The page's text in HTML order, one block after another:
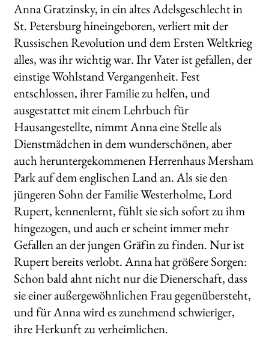
Anna Gratzinsky, in ein altes Adelsgeschlecht in
St. Petersburg hineingeboren, verliert mit der
Russischen Revolution und dem Ersten Weltkrieg
alles, was ihr wichtig war. Ihr Vater ist gefallen, der
einstige Wohlstand Vergangenheit. Fest
entschlossen, ihrer Familie zu helfen, und
ausgestattet mit einem Lehrbuch für
Hausangestellte, nimmt Anna eine Stelle als
Dienstmädchen in dem wunderschönen, aber
auch heruntergekommenen Herrenhaus Mersham
Park auf dem englischen Land an. Als sie den
jüngeren Sohn der Familie Westerholme, Lord
Rupert, kennenlernt, fühlt sie sich sofort zu ihm
hingezogen, und auch er scheint immer mehr
Gefallen an der jungen Gräfin zu finden. Nur ist
Rupert bereits verlobt. Anna hat größere Sorgen:
Schon bald ahnt nicht nur die Dienerschaft, dass
sie einer außergewöhnlichen Frau gegenübersteht,
und für Anna wird es zunehmend schwieriger,
ihre Herkunft zu verheimlichen.